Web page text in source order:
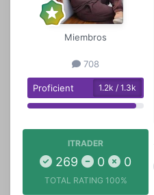
Miembros
708
Proficient 1.2k / 1.3k
ITRADER
269 0 0
TOTAL RATING 100%